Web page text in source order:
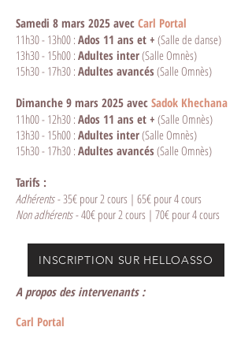
Samedi 8 mars 2025 avec Carl Portal
11h30 - 13h00 : Ados 11 ans et + (Salle de danse)
13h30 - 15h00 : Adultes inter(Salle Omnès)
15h30 - 17h30 : Adultes avancés(Salle Omnès)
Dimanche 9 mars 2025 avec Sadok Khechana
11h00 - 12h30 : Ados 11 ans et + (Salle Omnès)
13h30 - 15h00 : Adultes inter(Salle Omnès)
15h30 - 17h30 : Adultes avancés(Salle Omnès)
Tarifs :
​Adhérents -35€ pour 2 cours | 65€ pour 4 cours
Non adhérents -40€ pour 2 cours | 70€ pour 4 cours
INSCRIPTION SUR HELLOASSO
A propos des intervenants :
​Carl Portal